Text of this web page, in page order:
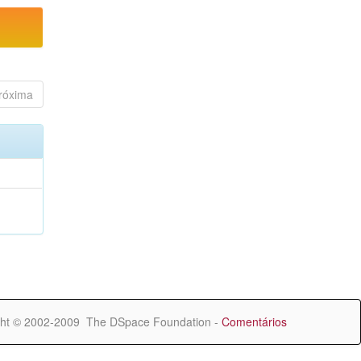
© 2002-2009 The DSpace Foundation - Comentários